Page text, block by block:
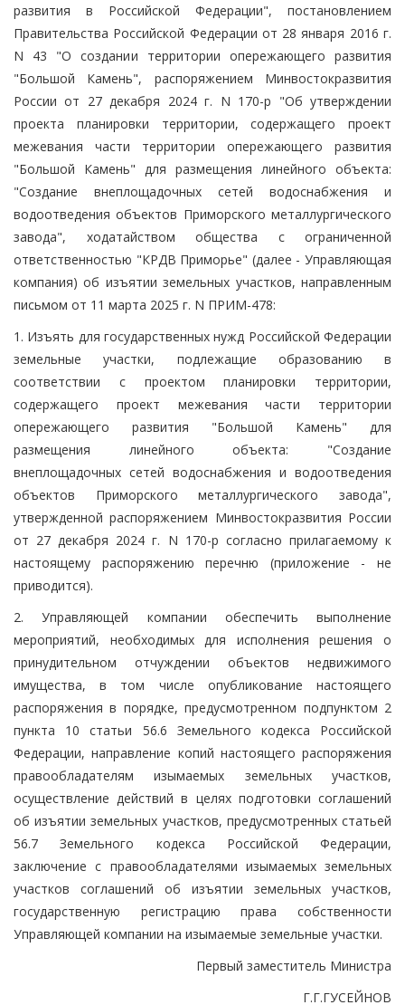
развития в Российской Федерации", постановлением
Правительства Российской Федерации от 28 января 2016 г.
N 43 "О создании территории опережающего развития
"Большой Камень", распоряжением Минвостокразвития
России от 27 декабря 2024 г. N 170-р "Об утверждении
проекта планировки территории, содержащего проект
межевания части территории опережающего развития
"Большой Камень" для размещения линейного объекта:
"Создание внеплощадочных сетей водоснабжения и
водоотведения объектов Приморского металлургического
завода", ходатайством общества с ограниченной
ответственностью "КРДВ Приморье" (далее - Управляющая
компания) об изъятии земельных участков, направленным
письмом от 11 марта 2025 г. N ПРИМ-478:
1. Изъять для государственных нужд Российской Федерации
земельные участки, подлежащие образованию в
соответствии с проектом планировки территории,
содержащего проект межевания части территории
опережающего развития "Большой Камень" для
размещения линейного объекта: "Создание
внеплощадочных сетей водоснабжения и водоотведения
объектов Приморского металлургического завода",
утвержденной распоряжением Минвостокразвития России
от 27 декабря 2024 г. N 170-р согласно прилагаемому к
настоящему распоряжению перечню (приложение - не
приводится).
2. Управляющей компании обеспечить выполнение
мероприятий, необходимых для исполнения решения о
принудительном отчуждении объектов недвижимого
имущества, в том числе опубликование настоящего
распоряжения в порядке, предусмотренном подпунктом 2
пункта 10 статьи 56.6 Земельного кодекса Российской
Федерации, направление копий настоящего распоряжения
правообладателям изымаемых земельных участков,
осуществление действий в целях подготовки соглашений
об изъятии земельных участков, предусмотренных статьей
56.7 Земельного кодекса Российской Федерации,
заключение с правообладателями изымаемых земельных
участков соглашений об изъятии земельных участков,
государственную регистрацию права собственности
Управляющей компании на изымаемые земельные участки.
Первый заместитель Министра
Г.Г.ГУСЕЙНОВ